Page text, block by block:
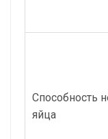
Способность
яйца